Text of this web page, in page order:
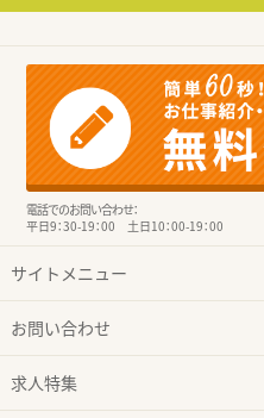
電話でのお問い合わせ：
平日9：30-19：00 土日10：00-19：00
サイトメニュー
お問い合わせ
求人特集